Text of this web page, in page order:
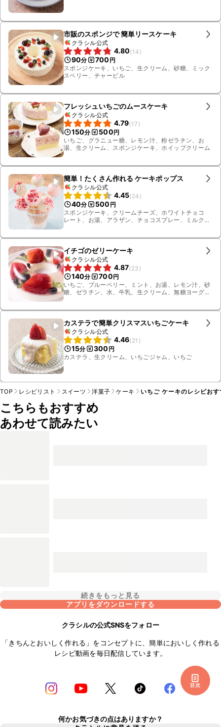
市販のスポンジで 簡単リースケーキ
クラシル公式
4.80(14 )
90分 700 円
スポンジケーキ、いちご、生クリーム、砂糖、ミック
スベリー、チャービル
フレッシュいちごのムースケーキ
クラシル公式
4.79(17 )
150分 500円
いちご、グラニュー糖、レモン汁、粉ゼラチン、お
湯、生クリーム、スポンジケーキ、ホイップクリーム
簡単！たくさん作れる ケーキポップス
クラシル公式
4.45(24 )
40分 500 円
スポンジケーキ、クリームチーズ、ホワイトチョコ
レート、お湯、アラザン、チョコスプレー、ミルク
イチゴのゼリーケーキ
クラシル公式
4.87(23 )
140分 700円
いちご、ブルーベリー、ミント、お湯、レモン汁、砂
糖、ゼラチン、水、牛乳、生クリーム、無糖ヨーグル
カステラで簡単クリスマスいちごケーキ
クラシル公式
4.46(21 )
15分 300 円
カステラ、生クリーム、いちごジャム、いちご
目次
TOP レシピリスト スイーツ 洋菓子 ケーキ いちご ケーキのレシピお
こちらもおすすめ
あわせて読みたい
続きをもっと見る
アプリをダウンロードする
クラシルの公式SNSをフォロー
「きちんとおいしく作れる」をコンセプトに、簡単においしく作れる
レシピ動画を毎日配信しています。
何かお気づきの点はありますか？